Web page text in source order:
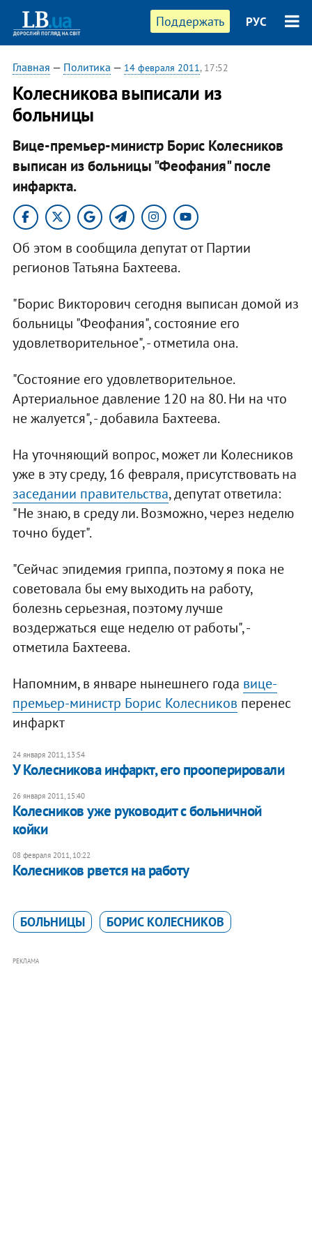
Поддержать РУС
Главная — Политика — 14 февраля 2011, 17:52
Колесникова выписали из
больницы
Вице-премьер-министр Борис Колесников
выписан из больницы "Феофания" после
инфаркта.
Об этом в сообщила депутат от Партии
регионов Татьяна Бахтеева.
"Борис Викторович сегодня выписан домой из
больницы "Феофания", состояние его
удовлетворительное", - отметила она.
"Состояние его удовлетворительное.
Артериальное давление 120 на 80. Ни на что
не жалуется", - добавила Бахтеева.
На уточняющий вопрос, может ли Колесников
уже в эту среду, 16 февраля, присутствовать на
заседании правительства, депутат ответила:
"Не знаю, в среду ли. Возможно, через неделю
точно будет".
"Сейчас эпидемия гриппа, поэтому я пока не
советовала бы ему выходить на работу,
болезнь серьезная, поэтому лучше
воздержаться еще неделю от работы", -
отметила Бахтеева.
Напомним, в январе нынешнего года вице-
премьер-министр Борис Колесников перенес
инфаркт
24 января 2011, 13:54
У Колесникова инфаркт, его прооперировали
26 января 2011, 15:40
Колесников уже руководит с больничной
койки
08 февраля 2011, 10:22
Колесников рвется на работу
БОЛЬНИЦЫ БОРИС КОЛЕСНИКОВ
РЕКЛАМА